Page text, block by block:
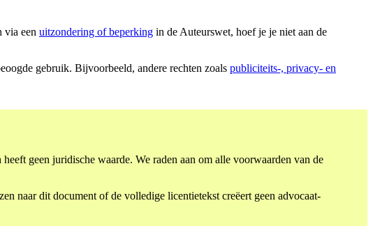
via een uitzondering of beperking in de Auteurswet, hoef je je niet aan de
gebruik. Bijvoorbeeld, andere rechten zoals publiciteits-, privacy- en
geen juridische waarde. We raden aan om alle voorwaarden van de
naar dit document of de volledige licentietekst creëert geen advocaat-